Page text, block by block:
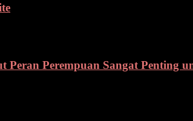
Perempuan Sangat Penting